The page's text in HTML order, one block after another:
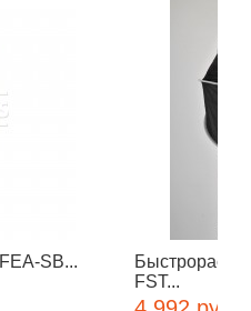
SB...
FST...